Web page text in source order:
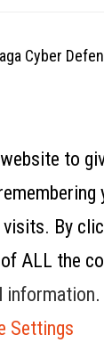
Cyber
to
By
ALL the
information.
Settings